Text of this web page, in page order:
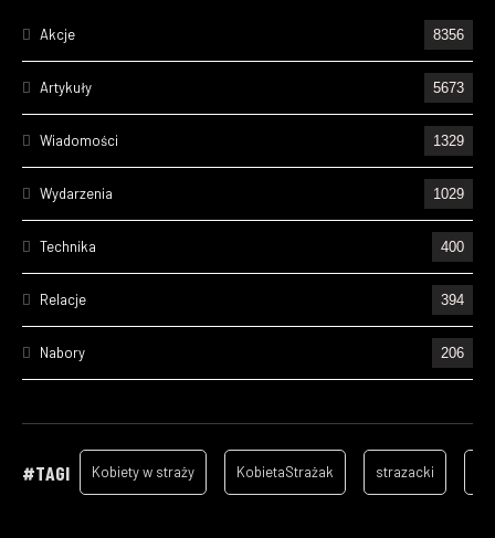
Akcje 8356
Artykuły 5673
Wiadomości 1329
Wydarzenia 1029
Technika 400
Relacje 394
Nabory 206
157
#TAGI Kobiety w straży KobietaStrażak strazacki